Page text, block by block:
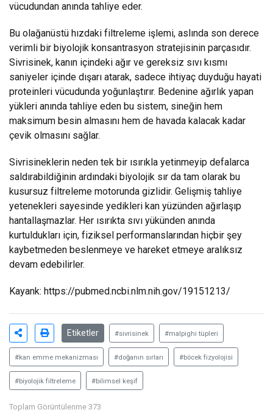
vücudundan anında tahliye eder.
Bu olağanüstü hızdaki filtreleme işlemi, aslında son derece
verimli bir biyolojik konsantrasyon stratejisinin parçasıdır.
Sivrisinek, kanın içindeki ağır ve gereksiz sıvı kısmı
saniyeler içinde dışarı atarak, sadece ihtiyaç duyduğu hayati
proteinleri vücudunda yoğunlaştırır. Bedenine ağırlık yapan
yükleri anında tahliye eden bu sistem, sineğin hem
maksimum besin almasını hem de havada kalacak kadar
çevik olmasını sağlar.
Sivrisineklerin neden tek bir ısırıkla yetinmeyip defalarca
saldırabildiğinin ardındaki biyolojik sır da tam olarak bu
kusursuz filtreleme motorunda gizlidir. Gelişmiş tahliye
yetenekleri sayesinde yedikleri kan yüzünden ağırlaşıp
hantallaşmazlar. Her ısırıkta sıvı yükünden anında
kurtuldukları için, fiziksel performanslarından hiçbir şey
kaybetmeden beslenmeye ve hareket etmeye aralıksız
devam edebilirler.
Kayank: https://pubmed.ncbi.nlm.nih.gov/19151213/
Etiketler #sivrisinek #malpighi tüpleri
#kan emme mekanizması #doğanın sırları #böcek fizyolojisi
#biyolojik filtreleme #bilimsel keşif
Toplam Görüntülenme 373